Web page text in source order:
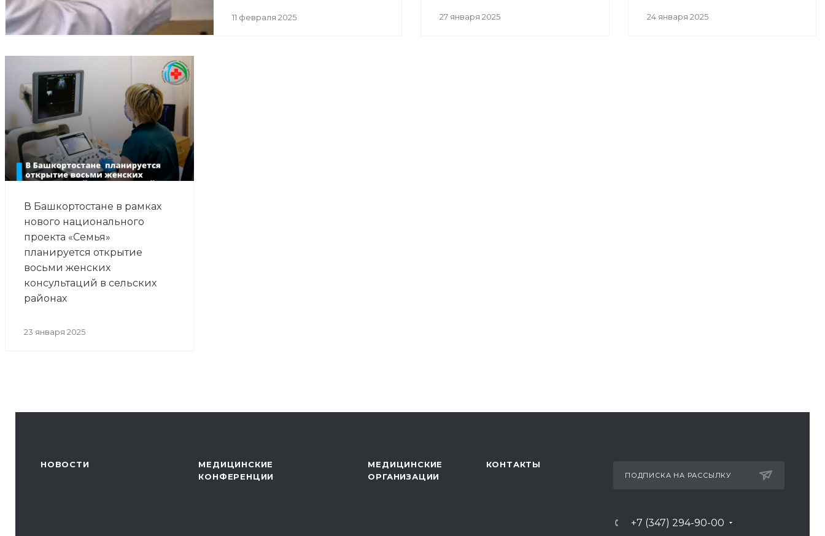
11 февраля 2025 27 января 2025 24 января 2025
В Башкортостане в рамках
нового национального
проекта «Семья»
планируется открытие
восьми женских
консультаций в сельских
районах
23 января 2025
НОВОСТИ
МЕДИЦИНСКИЕ
КОНФЕРЕНЦИИ
МЕДИЦИНСКИЕ
ОРГАНИЗАЦИИ
КОНТАКТЫ
ПОДПИСКА НА РАССЫЛКУ
+7 (347) 294-90-00